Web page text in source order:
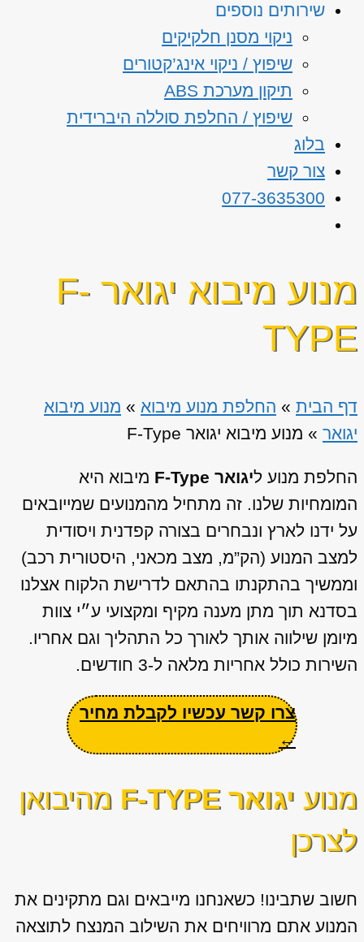
שירותים נוספים
ניקוי מסנן חלקיקים
שיפוץ / ניקוי אינג’קטורים
תיקון מערכת ABS
שיפוץ / החלפת סוללה היברידית
בלוג
צור קשר
077-3635300
מנוע מיבוא יגואר F-
TYPE
דף הבית » החלפת מנוע מיבוא » מנוע מיבוא
יגואר » מנוע מיבוא יגואר F-Type
החלפת מנוע ליגואר F-Type
מיבוא היא
המומחיות שלנו. זה מתחיל מהמנועים שמייובאים
על ידנו לארץ ונבחרים בצורה קפדנית ויסודית
למצב המנוע (הק”מ, מצב מכאני, היסטורית רכב)
וממשיך בהתקנתו בהתאם לדרישת הלקוח אצלנו
בסדנא תוך מתן מענה מקיף ומקצועי ע״י צוות
מיומן שילווה אותך לאורך כל התהליך וגם אחריו.
השירות כולל אחריות מלאה ל-3 חודשים.
צרו קשר עכשיו לקבלת מחיר
←
מנוע יגואר F-TYPE
מהיבואן
לצרכן
חשוב שתבינו! כשאנחנו מייבאים וגם מתקינים את
המנוע אתם מרוויחים את השילוב המנצח לתוצאה